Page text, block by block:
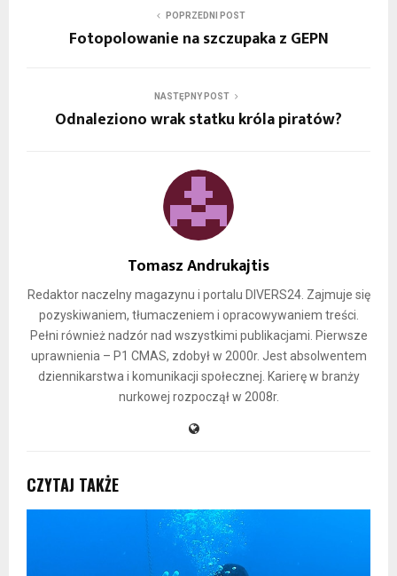
POPRZEDNI POST
Fotopolowanie na szczupaka z GEPN
NASTĘPNY POST
Odnaleziono wrak statku króla piratów?
Tomasz Andrukajtis
Redaktor naczelny magazynu i portalu DIVERS24. Zajmuje się
pozyskiwaniem, tłumaczeniem i opracowywaniem treści.
Pełni również nadzór nad wszystkimi publikacjami. Pierwsze
uprawnienia – P1 CMAS, zdobył w 2000r. Jest absolwentem
dziennikarstwa i komunikacji społecznej. Karierę w branży
nurkowej rozpoczął w 2008r.
CZYTAJ TAKŻE